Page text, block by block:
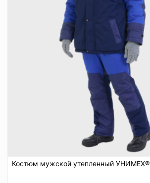
Костюм мужской утепленный УНИМЕХ®